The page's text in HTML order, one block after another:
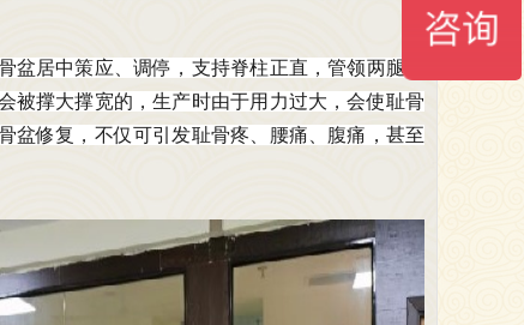
居中策应、调停，支持脊柱正直，管领两腿运
被撑大撑宽的，生产时由于用力过大，会使耻骨
盆修复，不仅可引发耻骨疼、腰痛、腹痛，甚至